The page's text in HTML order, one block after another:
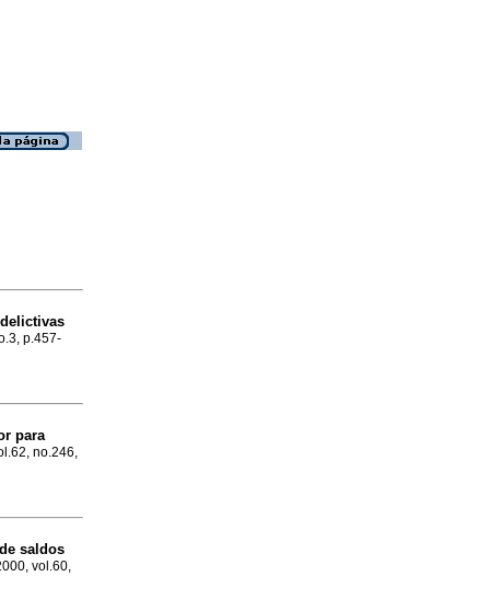
p.457-
para
no.246,
saldos
vol.60,